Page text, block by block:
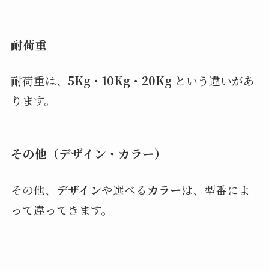
耐荷重
耐荷重は、 5Kg・10Kg・20Kg という違いがあ
ります。
その他（デザイン・カラー）
その他、 デザインや選べる カラーは、型番によ
って違ってきます。